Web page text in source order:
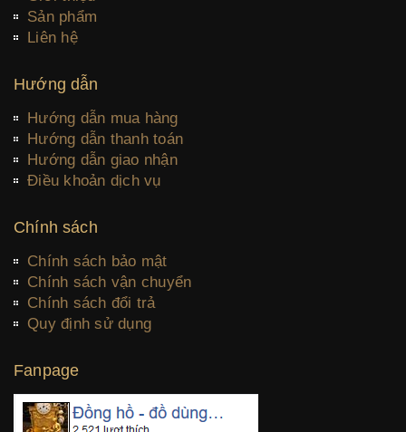
Sản phẩm
Liên hệ
Hướng dẫn
Hướng dẫn mua hàng
Hướng dẫn thanh toán
Hướng dẫn giao nhận
Điều khoản dịch vụ
Chính sách
Chính sách bảo mật
Chính sách vận chuyển
Chính sách đổi trả
Quy định sử dụng
Fanpage